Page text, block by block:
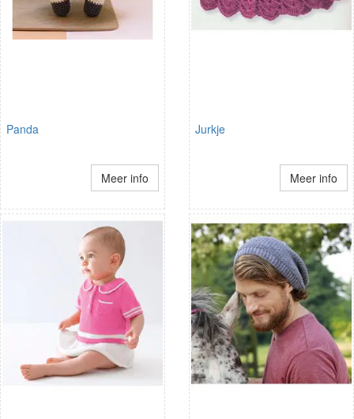
Panda
Meer info
Jurkje
Meer info